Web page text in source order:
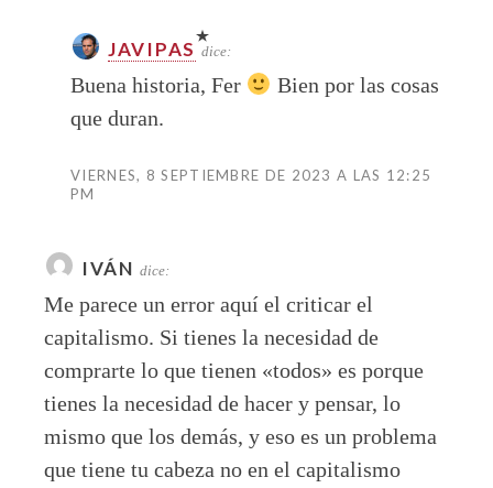
JAVIPAS dice:
Buena historia, Fer
Bien por las cosas
que duran.
VIERNES, 8 SEPTIEMBRE DE 2023 A LAS 12:25
PM
IVÁN dice:
Me parece un error aquí el criticar el
capitalismo. Si tienes la necesidad de
comprarte lo que tienen «todos» es porque
tienes la necesidad de hacer y pensar, lo
mismo que los demás, y eso es un problema
que tiene tu cabeza no en el capitalismo